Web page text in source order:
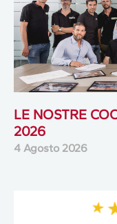
LE NOSTRE
2026
4 Agosto 2026